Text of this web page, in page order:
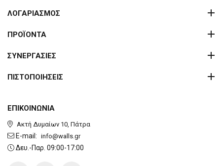
ΕΠΙΚΟΙΝΩΝΙΑ
Ακτή Δυμαίων 10, Πάτρα
E-mail: info@walls.gr
Δευ.-Παρ. 09:00-17:00
ΛΟΓΑΡΙΑΣΜΟΣ
ΠΡΟΪΟΝΤΑ
ΣΥΝΕΡΓΑΣΙΕΣ
ΠΙΣΤΟΠΟΙΗΣΕΙΣ